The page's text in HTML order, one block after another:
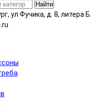
Найти
ул Фучика, д. 8, литера Б.